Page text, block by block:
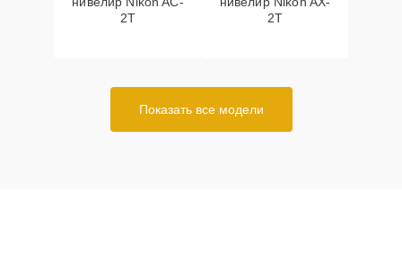
2T
2T
Показать все модели